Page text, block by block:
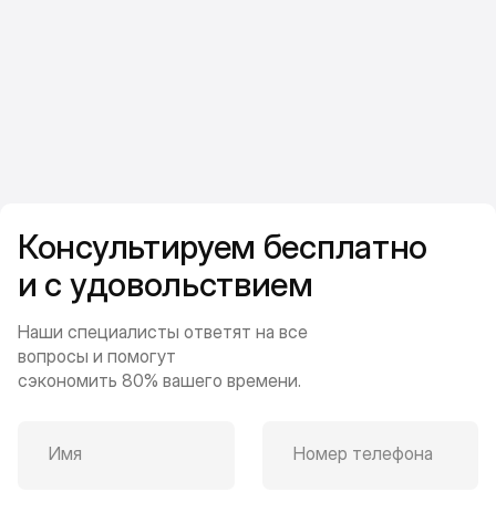
Консультируем бесплатно
и с удовольствием
Наши специалисты ответят на все
вопросы и помогут
сэкономить 80% вашего времени.
Имя Номер телефона